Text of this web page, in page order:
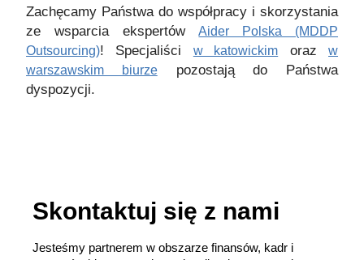
Zachęcamy Państwa do współpracy i skorzystania
ze wsparcia ekspertów
Aider Polska (MDDP
Outsourcing)! Specjaliści w katowickim orazw
warszawskim biurze
pozostają do Państwa
dyspozycji.
Skontaktuj się z nami
Jesteśmy partnerem w obszarze finansów, kadr i